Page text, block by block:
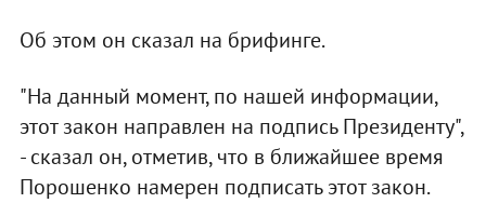
Об этом он сказал на брифинге.
"На данный момент, по нашей информации,
этот закон направлен на подпись Президенту",
- сказал он, отметив, что в ближайшее время
Порошенко намерен подписать этот закон.